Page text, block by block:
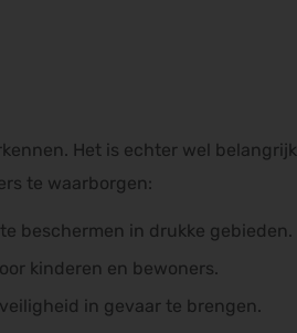
Het is echter wel
te waarborgen:
beschermen in drukke gebieden.
kinderen en bewoners.
in gevaar te brengen.